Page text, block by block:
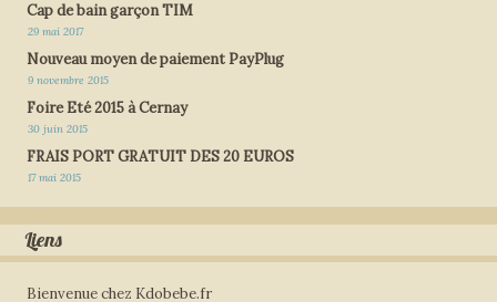
Cap de bain garçon TIM
29 mai 2017
Nouveau moyen de paiement PayPlug
9 novembre 2015
Foire Eté 2015 à Cernay
30 juin 2015
FRAIS PORT GRATUIT DES 20 EUROS
17 mai 2015
Liens
Bienvenue chez Kdobebe.fr